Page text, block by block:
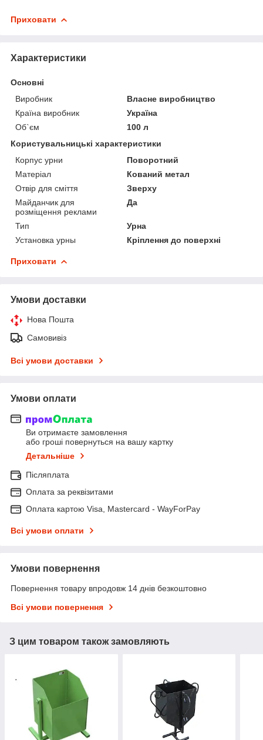
Приховати
Характеристики
Основні
Виробник
Власне виробництво
Країна виробник
Україна
Об`єм
100 л
Користувальницькі характеристики
Корпус урни
Поворотний
Матеріал
Кований метал
Отвір для сміття
Зверху
Майданчик для
розміщення реклами
Да
Тип
Урна
Установка урны
Кріплення до поверхні
Приховати
Умови доставки
Нова Пошта
Самовивіз
Всі умови доставки
Умови оплати
Ви отримаєте замовлення
або гроші повернуться на вашу картку
Детальніше
Післяплата
Оплата за реквізитами
Оплата картою Visa, Mastercard - WayForPay
Всі умови оплати
Умови повернення
Повернення товару впродовж 14 днів безкоштовно
Всі умови повернення
З цим товаром також замовляють